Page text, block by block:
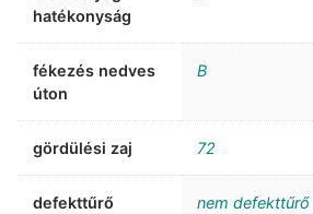
hatékonyság
fékezés nedves
úton
B
gördülési zaj 72
defekttűrő nem defekttűrő